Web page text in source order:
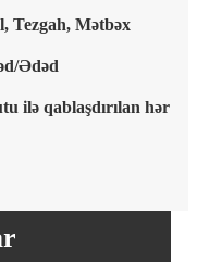
Tezgah, Mətbəx
Ədəd
ilə qablaşdırılan hər